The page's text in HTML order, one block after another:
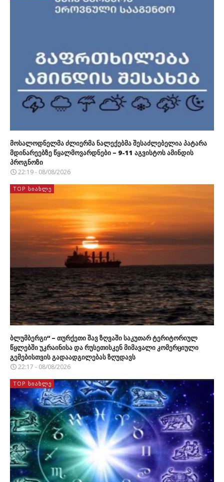
მოსალოდნელმა ძლიერმა ნალექებმა შესაძლებელია პატარა
მდინარეებზე წყალმოვარდნები – 9-11 აგვისტოს ამინდის
პროგნოზი
22:19 - 08/08/2026
TOP ᲡᲘᲐᲮᲚᲔ
ბლუმბერგი“ – თურქეთი შავ ზღვაში საკუთარ ტერიტორიულ
წყლებში უკრაინისა და რუსეთისკენ მიმავალი კომერციული
გემებისთვის გადაადგილებას ზღუდავს
22:17 - 08/08/2026
TOP ᲡᲘᲐᲮᲚᲔ